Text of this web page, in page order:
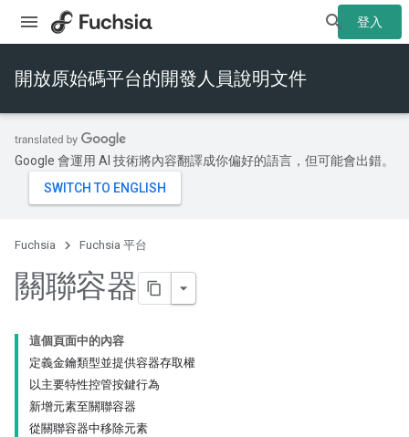
登入
開放原始碼平台的開發人員說明文件
Google 會運用 AI 技術將內容翻譯成你偏好的語言，但可能會出錯。
Fuchsia Fuchsia 平台
關聯容器
這個頁面中的內容
定義金鑰類型並提供容器存取權
以主要特性控管按鍵行為
新增元素至關聯容器
從關聯容器中移除元素